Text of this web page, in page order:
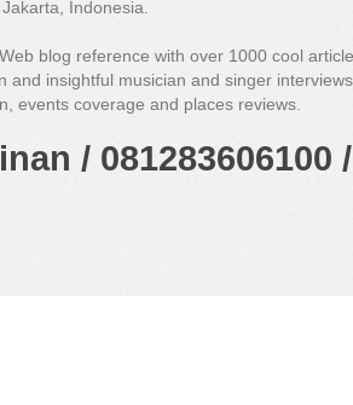
Indonesia.
blog reference with over 1000 cool
and insightful musician and singer
events coverage and places reviews.
/